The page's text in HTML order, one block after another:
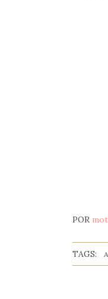
POR
TAGS: